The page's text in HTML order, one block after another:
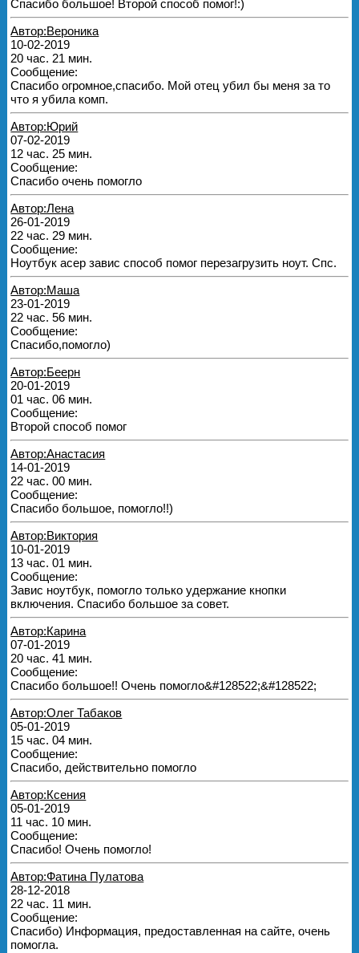
Спасибо большое! Второй способ помог!:)
Автор:Вероника
10-02-2019
20 час. 21 мин.
Сообщение:
Спасибо огромное,спасибо. Мой отец убил бы меня за то
что я убила комп.
Автор:Юрий
07-02-2019
12 час. 25 мин.
Сообщение:
Спасибо очень помогло
Автор:Лена
26-01-2019
22 час. 29 мин.
Сообщение:
Ноутбук асер завис способ помог перезагрузить ноут. Спс.
Автор:Маша
23-01-2019
22 час. 56 мин.
Сообщение:
Спасибо,помогло)
Автор:Беерн
20-01-2019
01 час. 06 мин.
Сообщение:
Второй способ помог
Автор:Анастасия
14-01-2019
22 час. 00 мин.
Сообщение:
Спасибо большое, помогло!!)
Автор:Виктория
10-01-2019
13 час. 01 мин.
Сообщение:
Завис ноутбук, помогло только удержание кнопки
включения. Спасибо большое за совет.
Автор:Карина
07-01-2019
20 час. 41 мин.
Сообщение:
Спасибо большое!! Очень помогло&#128522;&#128522;
Автор:Олег Табаков
05-01-2019
15 час. 04 мин.
Сообщение:
Спасибо, действительно помогло
Автор:Ксения
05-01-2019
11 час. 10 мин.
Сообщение:
Спасибо! Очень помогло!
Автор:Фатина Пулатова
28-12-2018
22 час. 11 мин.
Сообщение:
Спасибо) Информация, предоставленная на сайте, очень
помогла.